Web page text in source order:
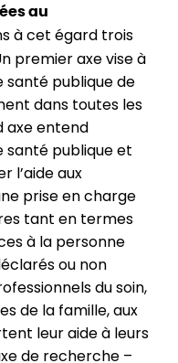
au
à cet égard trois
premier axe vise à
santé publique de
dans toutes les
axe entend
santé publique et
l’aide aux
prise en charge
tant en termes
à la personne
ou non
du soin,
de la famille, aux
leur aide à leurs
de recherche –